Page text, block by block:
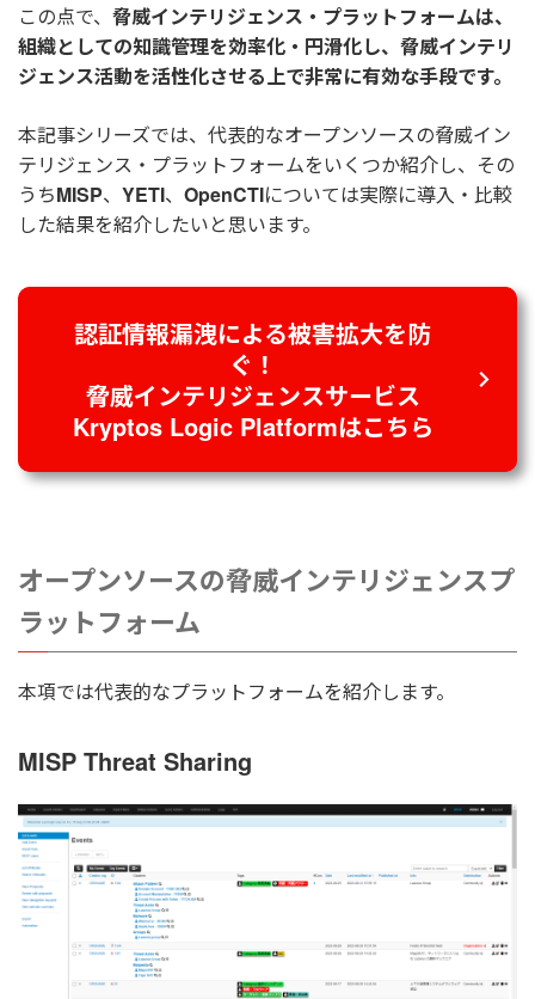
この点で、 脅威インテリジェンス・プラットフォームは、
組織としての知識管理を効率化・円滑化し、脅威インテリ
ジェンス活動を活性化させる上で非常に有効な手段です。
本記事シリーズでは、代表的なオープンソースの脅威イン
テリジェンス・プラットフォームをいくつか紹介し、その
うちMISP、 YETI、 OpenCTIについては実際に導入・比較
した結果を紹介したいと思います。
認証情報漏洩による被害拡大を防
ぐ！
脅威インテリジェンスサービス
Kryptos Logic Platformはこちら
オープンソースの脅威インテリジェンスプ
ラットフォーム
本項では代表的なプラットフォームを紹介します。
MISP Threat Sharing